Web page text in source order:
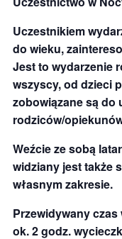
Uczestnikiem
do wieku,
Jest to wydarzenie
wszyscy, od dzieci
zobowiązane są do
rodziców/
Weźcie ze sobą
widziany jest także
własnym zakresie.
Przewidywany
ok. 2 godz.